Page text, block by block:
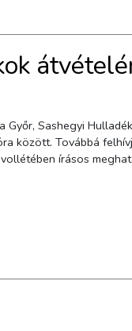
kiadható
át a zsákokat, úgy
Sashegyi
felhívjuk a
írásos